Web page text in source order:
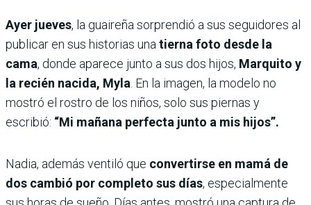
Ayer jueves, la guaireña sorprendió a sus seguidores al
publicar en sus historias unatierna foto desde la
cama, donde aparece junto a sus dos hijos, Marquito y
la recién nacida, Myla. En la imagen, la modelo no
mostró el rostro de los niños, solo sus piernas y
escribió: “Mi mañana perfecta junto a mis hijos”.
Nadia, además ventiló que convertirse en mamá de
dos cambió por completo sus días, especialmente